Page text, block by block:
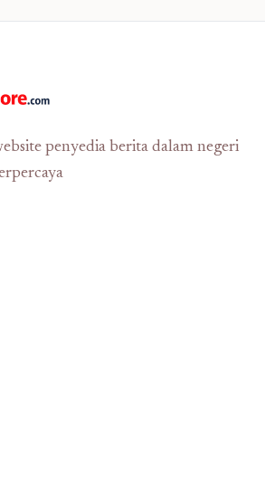
penyedia berita dalam negeri